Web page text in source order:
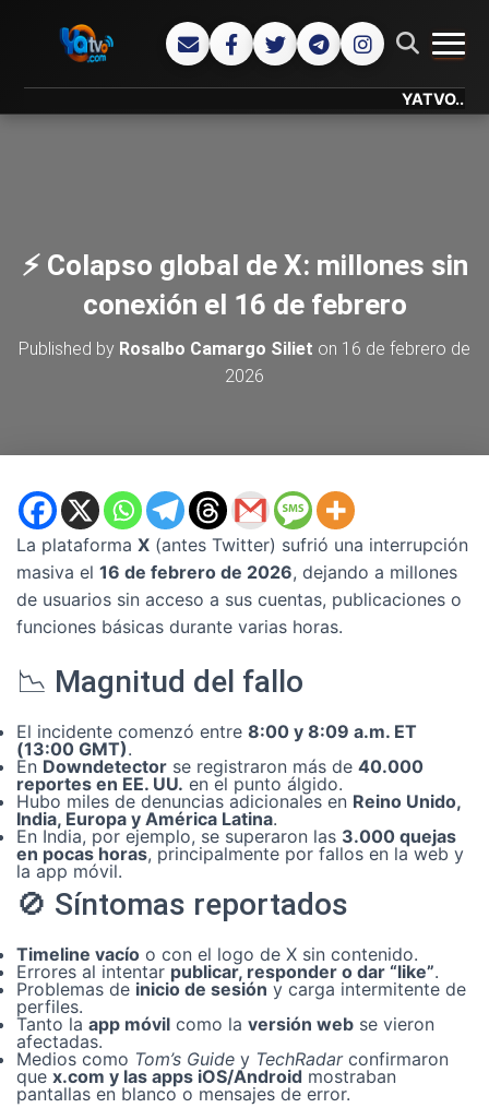
YATVO... Tu
⚡ Colapso global de X: millones sin
conexión el 16 de febrero
Published by Rosalbo Camargo Siliet on 16 de febrero de
2026
La plataforma X (antes Twitter) sufrió una interrupción
masiva el 16 de febrero de 2026, dejando a millones
de usuarios sin acceso a sus cuentas, publicaciones o
funciones básicas durante varias horas.
📉 Magnitud del fallo
El incidente comenzó entre 8:00 y 8:09 a.m. ET
(13:00 GMT).
En Downdetector se registraron más de 40.000
reportes en EE. UU. en el punto álgido.
Hubo miles de denuncias adicionales en Reino Unido,
India, Europa y América Latina.
En India, por ejemplo, se superaron las 3.000 quejas
en pocas horas, principalmente por fallos en la web y
la app móvil.
🚫 Síntomas reportados
Timeline vacío o con el logo de X sin contenido.
Errores al intentar publicar, responder o dar “like”.
Problemas de inicio de sesión y carga intermitente de
perfiles.
Tanto la app móvil como la versión web se vieron
afectadas.
Medios como Tom’s Guide y TechRadarconfirmaron
que x.com y las apps iOS/Android mostraban
pantallas en blanco o mensajes de error.